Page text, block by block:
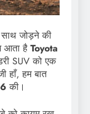
जोड़ने की
आता है Toyota
SUV को एक
हाँ, हम बात
की।